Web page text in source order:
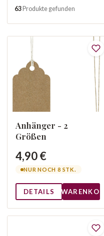
63 Produkte gefunden
Anhänger - 2
Größen
4,90 €
NUR NOCH 8 STK.
DETAILS